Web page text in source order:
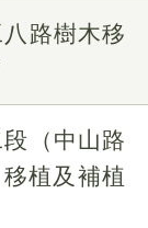
路樹木移
（中山路
植及補植